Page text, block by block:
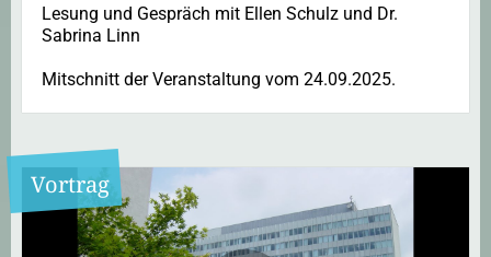
Lesung und Gespräch mit Ellen Schulz und Dr.
Sabrina Linn
Mitschnitt der Veranstaltung vom 24.09.2025.
Vortrag